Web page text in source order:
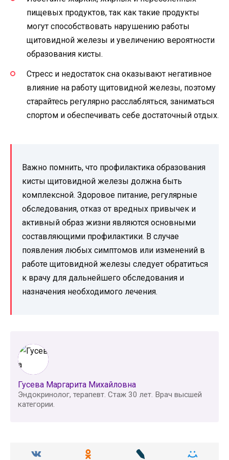
пищевых продуктов, так как такие продукты
могут способствовать нарушению работы
щитовидной железы и увеличению вероятности
образования кисты.
Стресс и недостаток сна оказывают негативное
влияние на работу щитовидной железы, поэтому
старайтесь регулярно расслабляться, заниматься
спортом и обеспечивать себе достаточный отдых.
Важно помнить, что профилактика образования
кисты щитовидной железы должна быть
комплексной. Здоровое питание, регулярные
обследования, отказ от вредных привычек и
активный образ жизни являются основными
составляющими профилактики. В случае
появления любых симптомов или изменений в
работе щитовидной железы следует обратиться
к врачу для дальнейшего обследования и
назначения необходимого лечения.
Гусева Маргарита Михайловна
Эндокринолог, терапевт. Стаж 30 лет. Врач высшей
категории.